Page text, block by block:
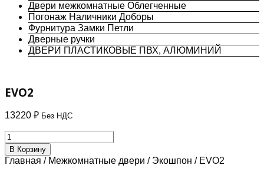
Двери межкомнатные Облегченные
Погонаж Наличники Доборы
Фурнитура Замки Петли
Дверные ручки
ДВЕРИ ПЛАСТИКОВЫЕ ПВХ, АЛЮМИНИЙ
EVO2
13220 ₽ Без НДС
Количество
товара
EVO2
В Корзину
Главная / Межкомнатные двери / Экошпон / EVO2